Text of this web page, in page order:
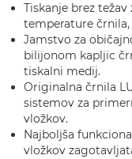
Tiskanje brez
temperature črnila,
Jamstvo za
bilijonom kapljic
tiskalni medij.
Originalna črnila
sistemov za
vložkov.
Najboljša
vložkov